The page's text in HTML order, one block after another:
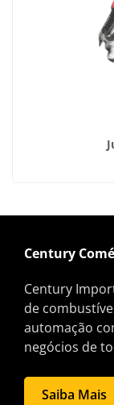
Century
Century
de
automação
negócios de
Saiba Mais